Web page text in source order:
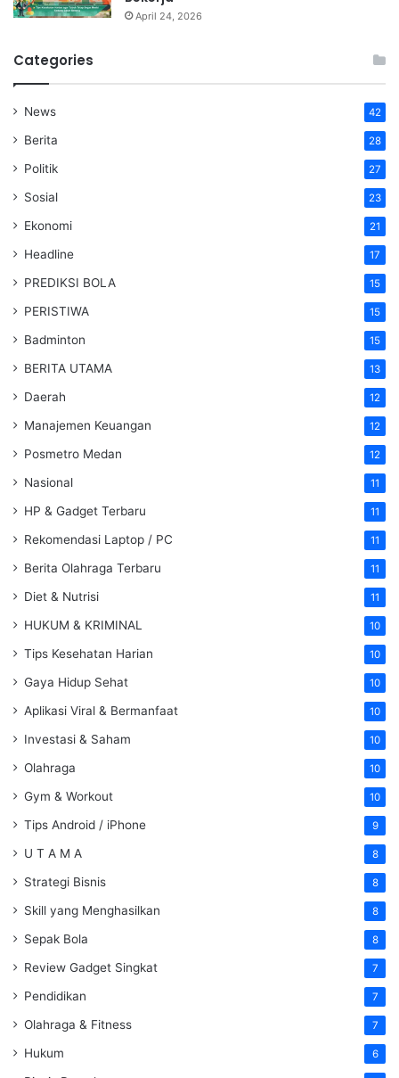
April 24, 2026
Categories
News 42
Berita 28
Politik 27
Sosial 23
Ekonomi 21
Headline 17
PREDIKSI BOLA 15
PERISTIWA 15
Badminton 15
BERITA UTAMA 13
Daerah 12
Manajemen Keuangan 12
Posmetro Medan 12
Nasional 11
HP & Gadget Terbaru 11
Rekomendasi Laptop / PC 11
Berita Olahraga Terbaru 11
Diet & Nutrisi 11
HUKUM & KRIMINAL 10
Tips Kesehatan Harian 10
Gaya Hidup Sehat 10
Aplikasi Viral & Bermanfaat 10
Investasi & Saham 10
Olahraga 10
Gym & Workout 10
Tips Android / iPhone 9
U T A M A 8
Strategi Bisnis 8
Skill yang Menghasilkan 8
Sepak Bola 8
Review Gadget Singkat 7
Pendidikan 7
Olahraga & Fitness 7
Hukum 6